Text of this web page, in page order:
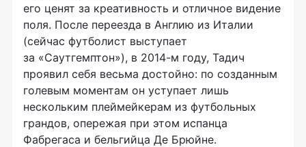
его ценят за креативность и отличное видение
поля. После переезда в Англию из Италии
(сейчас футболист выступает
за «Саутгемптон»), в 2014-м году, Тадич
проявил себя весьма достойно: по созданным
голевым моментам он уступает лишь
нескольким плеймейкерам из футбольных
грандов, опережая при этом испанца
Фабрегаса и бельгийца Де Брюйне.